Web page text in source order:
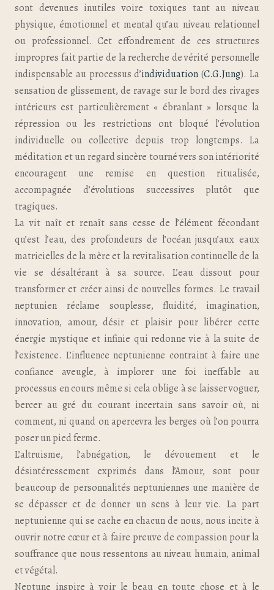
sont devenues inutiles voire toxiques tant au niveau
physique, émotionnel et mental qu’au niveau relationnel
ou professionnel. Cet effondrement de ces structures
impropres fait partie de la recherche de vérité personnelle
indispensable au processus d’individuation (C.G.Jung). La
sensation de glissement, de ravage sur le bord des rivages
intérieurs est particulièrement « ébranlant » lorsque la
répression ou les restrictions ont bloqué l’évolution
individuelle ou collective depuis trop longtemps. La
méditation et un regard sincère tourné vers son intériorité
encouragent une remise en question ritualisée,
accompagnée d’évolutions successives plutôt que
tragiques.
La vit naît et renaît sans cesse de l’élément fécondant
qu’est l’eau, des profondeurs de l’océan jusqu’aux eaux
matricielles de la mère et la revitalisation continuelle de la
vie se désaltérant à sa source. L’eau dissout pour
transformer et créer ainsi de nouvelles formes. Le travail
neptunien réclame souplesse, fluidité, imagination,
innovation, amour, désir et plaisir pour libérer cette
énergie mystique et infinie qui redonne vie à la suite de
l’existence. L’influence neptunienne contraint à faire une
confiance aveugle, à implorer une foi ineffable au
processus en cours même si cela oblige à se laisser voguer,
bercer au gré du courant incertain sans savoir où, ni
comment, ni quand on apercevra les berges où l’on pourra
poser un pied ferme.
L’altruisme, l’abnégation, le dévouement et le
désintéressement exprimés dans l’Amour, sont pour
beaucoup de personnalités neptuniennes une manière de
se dépasser et de donner un sens à leur vie. La part
neptunienne qui se cache en chacun de nous, nous incite à
ouvrir notre cœur et à faire preuve de compassion pour la
souffrance que nous ressentons au niveau humain, animal
et végétal.
Neptune inspire à voir le beau en toute chose et à le